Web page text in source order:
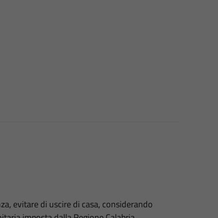
evitare di uscire di casa, considerando